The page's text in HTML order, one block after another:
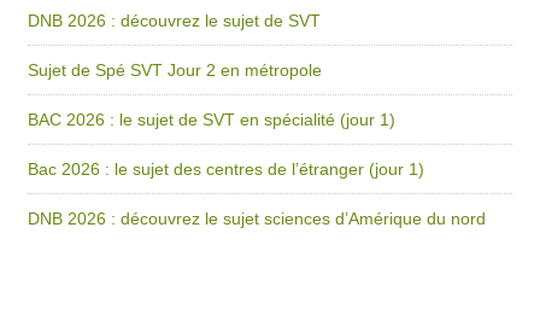
DNB 2026 : découvrez le sujet de SVT
Sujet de Spé SVT Jour 2 en métropole
BAC 2026 : le sujet de SVT en spécialité (jour 1)
Bac 2026 : le sujet des centres de l’étranger (jour 1)
DNB 2026 : découvrez le sujet sciences d’Amérique du nord